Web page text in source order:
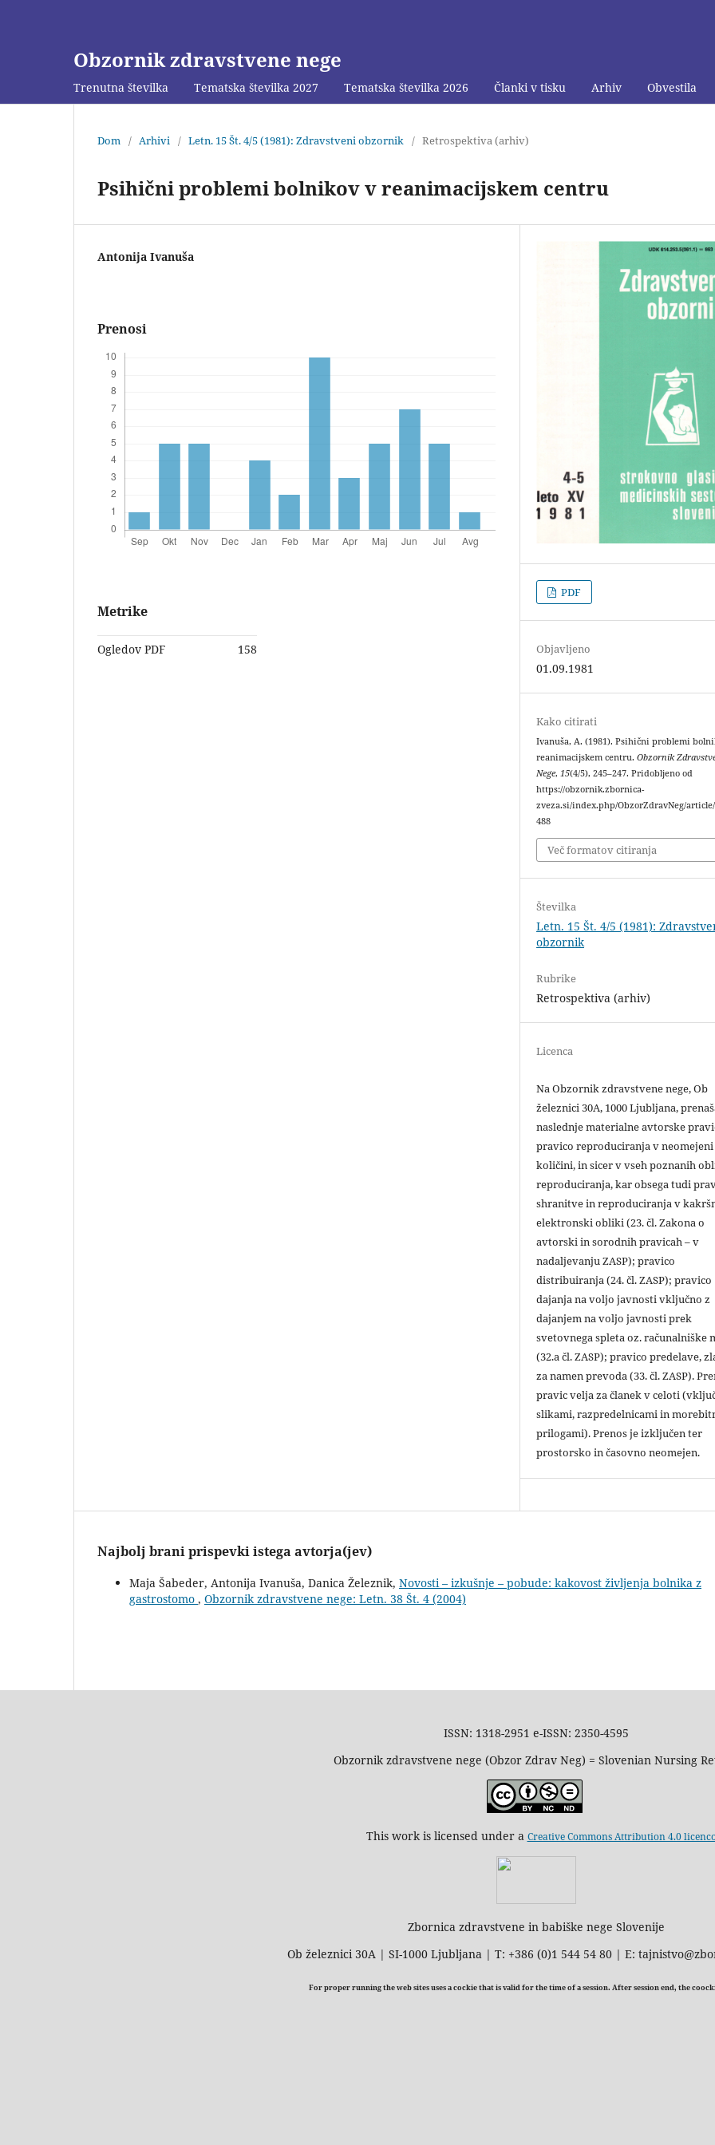
Obzornik zdravstvene nege
Trenutna številka Tematska številka 2027 Tematska številka 2026 Članki v tisku Arhiv Obvestila
Dom / Arhivi / Letn. 15 Št. 4/5 (1981): Zdravstveni obzornik / Retrospektiva (arhiv)
Psihični problemi bolnikov v reanimacijskem centru
Antonija Ivanuša
Prenosi
Metrike
Ogledov PDF 158
PDF
Objavljeno
01.09.1981
Kako citirati
Ivanuša, A. (1981). Psihični problemi
reanimacijskem centru.Obzornik
Nege,15(4/5), 245–247. Pridobljeno od
https://obzornik.zbornica-
zveza.si/index.php/ObzorZdravNeg/
488
Več formatov citiranja
Številka
Letn. 15 Št. 4/5 (1981):
obzornik
Rubrike
Retrospektiva (arhiv)
Licenca
Na Obzornik zdravstvene nege, Ob
železnici 30A, 1000 Ljubljana,
naslednje materialne avtorske
pravico reproduciranja v neomejeni
količini, in sicer v vseh poznanih
reproduciranja, kar obsega tudi
shranitve in reproduciranja v
elektronski obliki (23. čl. Zakona o
avtorski in sorodnih pravicah – v
nadaljevanju ZASP); pravico
distribuiranja (24. čl. ZASP); pravico
dajanja na voljo javnosti vključno z
dajanjem na voljo javnosti prek
svetovnega spleta oz. računalniške
(32.a čl. ZASP); pravico predelave,
za namen prevoda (33. čl. ZASP).
pravic velja za članek v celoti
slikami, razpredelnicami in
prilogami). Prenos je izključen ter
prostorsko in časovno neomejen.
Najbolj brani prispevki istega avtorja(jev)
Maja Šabeder, Antonija Ivanuša, Danica Železnik, Novosti – izkušnje – pobude: kakovost življenja bolnika z
gastrostomo , Obzornik zdravstvene nege: Letn. 38 Št. 4 (2004)
ISSN: 1318-2951 e-ISSN: 2350-4595
Obzornik zdravstvene nege (Obzor Zdrav Neg) = Slovenian Nursing
This work is licensed under a Creative Commons Attribution 4.0
Zbornica zdravstvene in babiške nege Slovenije
Ob železnici 30A | SI-1000 Ljubljana | T: +386 (0)1 544 54 80 | E:
For proper running the web sites uses a cockie that is valid for the time of a session. After session end, the